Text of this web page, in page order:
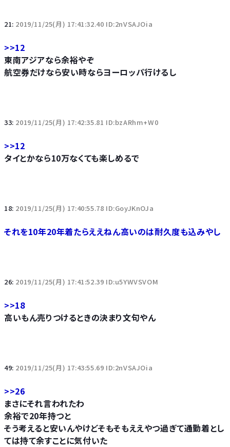
21: 2019/11/25(月) 17:41:32.40 ID:2nVSAJOia
>>12
東南アジアなら余裕やぞ
航空券だけなら安い時ならヨーロッパ行けるし
33: 2019/11/25(月) 17:42:35.81 ID:bzARhm+W0
>>12
タイとかなら10万なくても楽しめるで
18: 2019/11/25(月) 17:40:55.78 ID:GoyJKnOJa
それを10年20年着たらええねん高いのは耐久度も込みやし
26: 2019/11/25(月) 17:41:52.39 ID:u5YWVSVOM
>>18
高いもん売りつけるときの決まり文句やん
49: 2019/11/25(月) 17:43:55.69 ID:2nVSAJOia
>>26
まさにそれ言われたわ
余裕で20年持つと
そう考えると安いんやけどそもそもええやつ過ぎて通勤着とし
ては持て余すことに気付いた